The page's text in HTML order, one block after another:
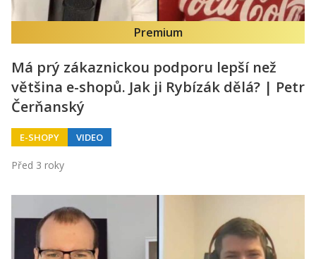
Premium
Má prý zákaznickou podporu lepší než
většina e-shopů. Jak ji Rybízák dělá? | Petr
Čerňanský
E-SHOPY VIDEO
Před 3 roky